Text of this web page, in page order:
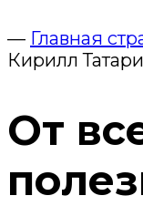
— Главная
Кирилл
От